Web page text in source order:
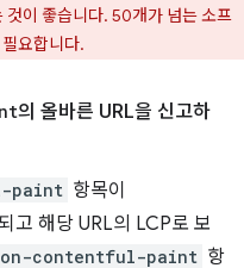
것이 좋습니다. 50개가 넘는 소프
요합니다.
의 올바른 URL을 신고하
paint 항목이
고 해당 URL의 LCP로 보
contentful-paint 항